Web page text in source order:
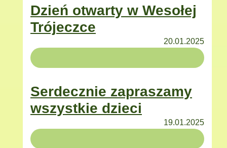
Dzień otwarty w Wesołej
Trójeczce
20.01.2025
Serdecznie zapraszamy
wszystkie dzieci
19.01.2025